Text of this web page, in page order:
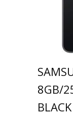
8GB/
BLACK